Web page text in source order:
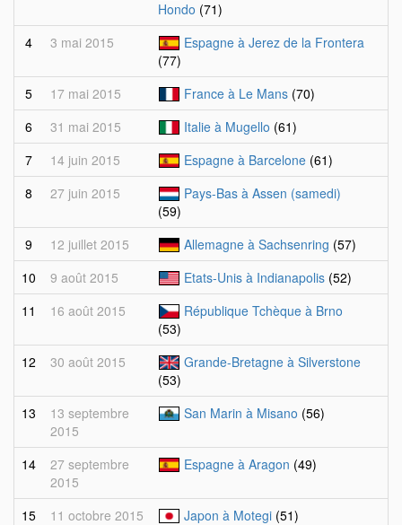
Hondo (71)
4
3 mai 2015
Espagne à Jerez de la Frontera
(77)
5
17 mai 2015 France à Le Mans (70)
6
31 mai 2015 Italie à Mugello (61)
7
14 juin 2015 Espagne à Barcelone (61)
8
27 juin 2015
Pays-Bas à Assen (samedi)
(59)
9
12 juillet 2015 Allemagne à Sachsenring (57)
10
9 août 2015 Etats-Unis à Indianapolis (52)
11
16 août 2015
République Tchèque à Brno
(53)
12
30 août 2015
Grande-Bretagne à Silverstone
(53)
13
13 septembre
2015
San Marin à Misano (56)
14
27 septembre
2015
Espagne à Aragon (49)
15 11 octobre 2015 Japon à Motegi (51)